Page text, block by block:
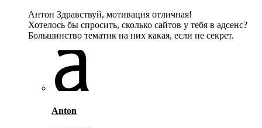
Антон Здравствуй, мотивация отличная!
Хотелось бы спросить, сколько сайтов у тебя в адсенс?
Большинство тематик на них какая, если не секрет.
Anton